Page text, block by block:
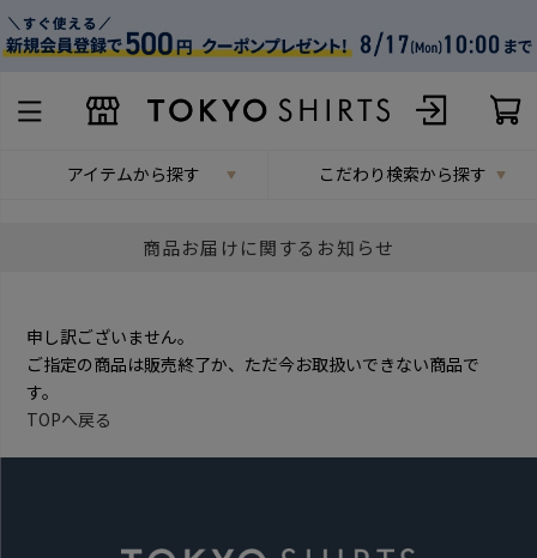
アイテムから探す こだわり検索から探す
商品お届けに関するお知らせ
申し訳ございません。
ご指定の商品は販売終了か、ただ今お取扱いできない商品で
す。
TOPへ戻る